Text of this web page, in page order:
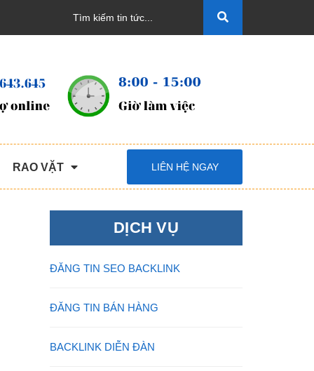
RAO VẶT LIÊN HỆ NGAY
DỊCH VỤ
ĐĂNG TIN SEO BACKLINK
ĐĂNG TIN BÁN HÀNG
BACKLINK DIỄN ĐÀN